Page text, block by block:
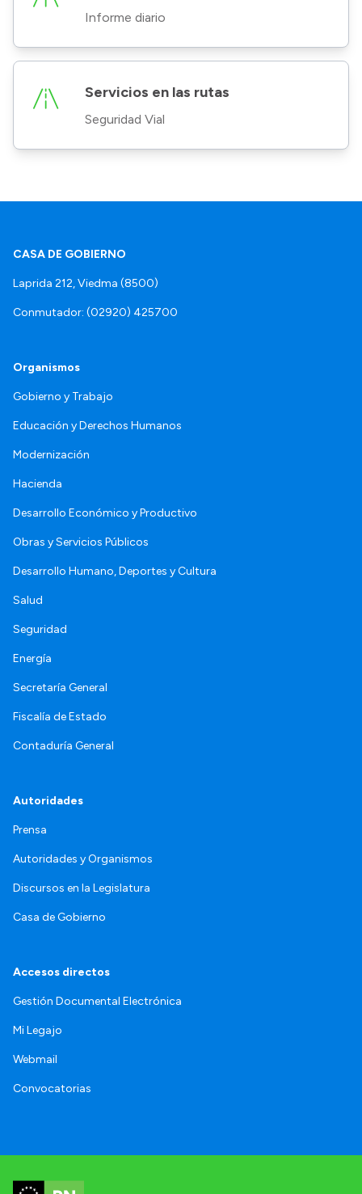
Informe diario
Servicios en las rutas
Seguridad Vial
CASA DE GOBIERNO
Laprida 212, Viedma (8500)
Conmutador: (02920) 425700
Organismos
Gobierno y Trabajo
Educación y Derechos Humanos
Modernización
Hacienda
Desarrollo Económico y Productivo
Obras y Servicios Públicos
Desarrollo Humano, Deportes y Cultura
Salud
Seguridad
Energía
Secretaría General
Fiscalía de Estado
Contaduría General
Autoridades
Prensa
Autoridades y Organismos
Discursos en la Legislatura
Casa de Gobierno
Accesos directos
Gestión Documental Electrónica
Mi Legajo
Webmail
Convocatorias